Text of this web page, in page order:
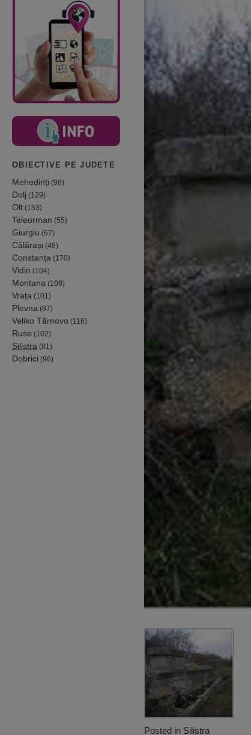
OBIECTIVE PE JUDETE
Mehedinți (98)
Dolj (129)
Olt (153)
Teleorman (55)
Giurgiu (67)
Călărași (48)
Constanța (170)
Vidin (104)
Montana (108)
Vrața (101)
Plevna (87)
Veliko Tărnovo (116)
Ruse (102)
Silistra (81)
Dobrici (96)
Posted in Silistra